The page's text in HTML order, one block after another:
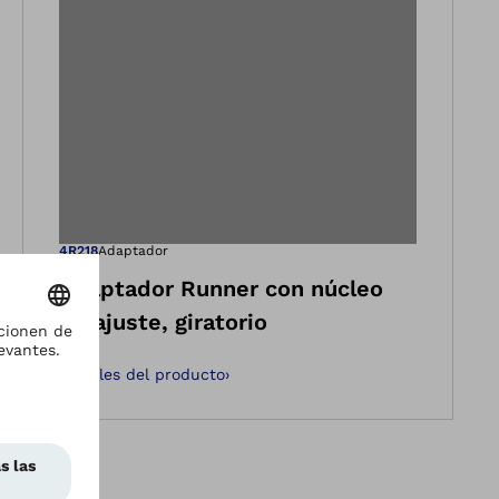
la vista de
Abre la imagen
4R218Adaptador
Adaptador Runner con núcleo
de ajuste, giratorio
Detalles del producto›